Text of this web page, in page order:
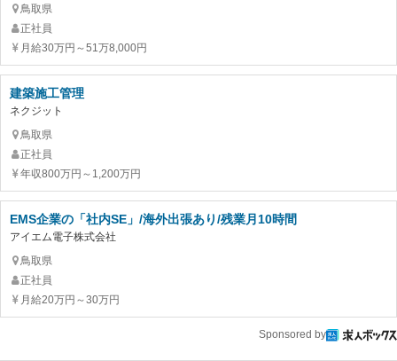
鳥取県
正社員
月給30万円～51万8,000円
建築施工管理
ネクジット
鳥取県
正社員
年収800万円～1,200万円
EMS企業の「社内SE」/海外出張あり/残業月10時間
アイエム電子株式会社
鳥取県
正社員
月給20万円～30万円
Sponsored by